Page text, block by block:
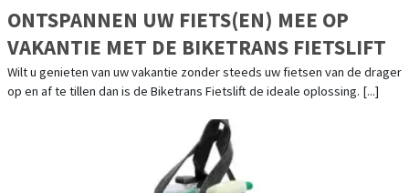
ONTSPANNEN UW FIETS(EN) MEE OP
VAKANTIE MET DE BIKETRANS FIETSLIFT
Wilt u genieten van uw vakantie zonder steeds uw fietsen van de drager
op en af te tillen dan is de Biketrans Fietslift de ideale oplossing. [...]